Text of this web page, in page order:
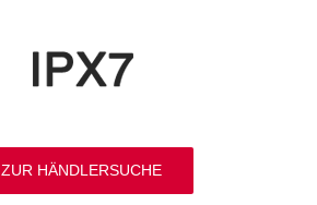
ZUR HÄNDLERSUCHE